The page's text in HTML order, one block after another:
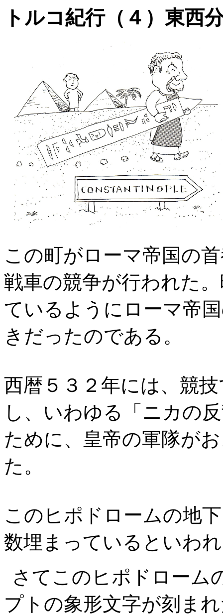
トルコ紀行（４）東西
この町がローマ帝国の
戦車の競争が行われた
ているようにローマ帝
きだったのである。
西暦５３２年には、競
し、いわゆる「ニカの
ために、皇帝の軍隊が
た。
このヒポドロームの地
数埋まっているといわ
さてこのヒポドローム
プトの象形文字が刻ま